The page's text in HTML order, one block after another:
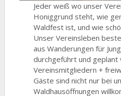
Jeder weiß wo unser
Honiggrund steht, wie
Waldfest ist, und wie
Unser Vereinsleben
aus Wanderungen für
durchgeführt und geplant
Vereinsmitgliedern +
Gäste sind nicht nur bei
Waldhausöffnungen